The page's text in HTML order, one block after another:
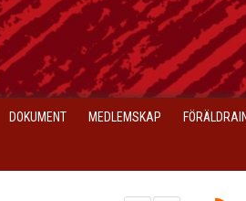
DOKUMENT MEDLEMSKAP